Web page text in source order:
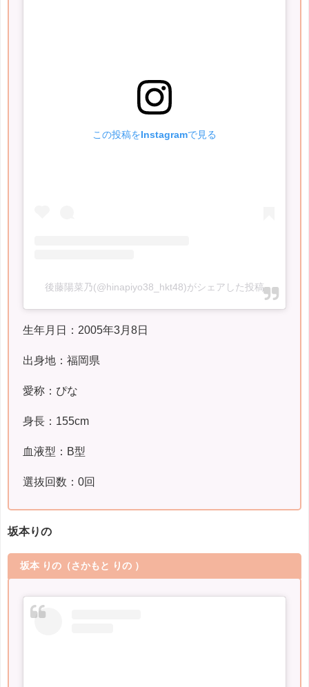
この投稿をInstagramで見る
後藤陽菜乃(@hinapiyo38_hkt48)がシェアした投稿
生年月日：2005年3月8日
出身地：福岡県
愛称：ぴな
身長：155cm
血液型：B型
選抜回数：0回
坂本りの
坂本 りの （さかもと りの ）